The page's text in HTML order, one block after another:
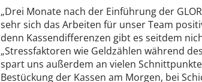
„Drei Monate nach der Einführung der
sehr sich das Arbeiten für unser Team
denn Kassendifferenzen gibt es seitdem
„Stressfaktoren wie Geldzählen während
spart uns außerdem an vielen
Bestückung der Kassen am Morgen, bei